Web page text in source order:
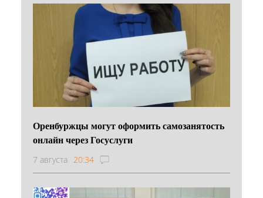
Оренбуржцы могут оформить самозанятость
онлайн через Госуслуги
7 августа 20:34